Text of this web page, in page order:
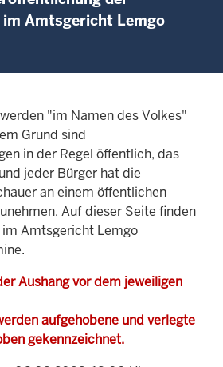
Amtsgericht Lemgo
"im Namen des Volkes"
Grund sind
in der Regel öffentlich, das
jeder Bürger hat die
an einem öffentlichen
Auf dieser Seite finden
Amtsgericht Lemgo
Aushang vor dem jeweiligen
aufgehobene und verlegte
gekennzeichnet.